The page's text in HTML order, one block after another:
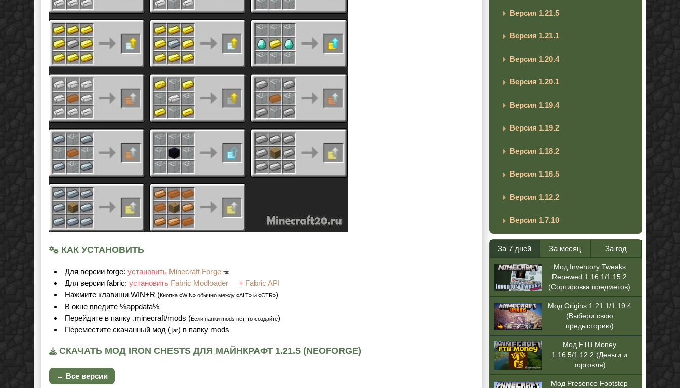
КАК УСТАНОВИТЬ
Для версии forge: установить Minecraft Forge
Для версии fabric: установить Fabric Modloader + Fabric API
Нажмите клавиши WIN+R (Кнопка «WIN» обычно между «ALT» и «CTR»)
В окне введите %appdata%
Перейдите в папку .minecraft/mods (Если папки mods нет, то создайте)
Переместите скачанный мод ( .jar) в папку mods
СКАЧАТЬ МОД IRON CHESTS ДЛЯ МАЙНКРАФТ 1.21.5 (NEOFORGE)
← Все версии
Версия 1.21.5
Версия 1.21.1
Версия 1.20.4
Версия 1.20.1
Версия 1.19.4
Версия 1.19.2
Версия 1.18.2
Версия 1.16.5
Версия 1.12.2
Версия 1.7.10
За 7 дней За месяц За год
Мод Inventory Tweaks
Renewed 1.16.1/1.15.2
(Сортировка предметов)
Мод Origins 1.21.1/1.19.4
(Выбери свою
предысторию)
Мод FTB Money
1.16.5/1.12.2 (Деньги и
торговля)
Мод Presence Footstep